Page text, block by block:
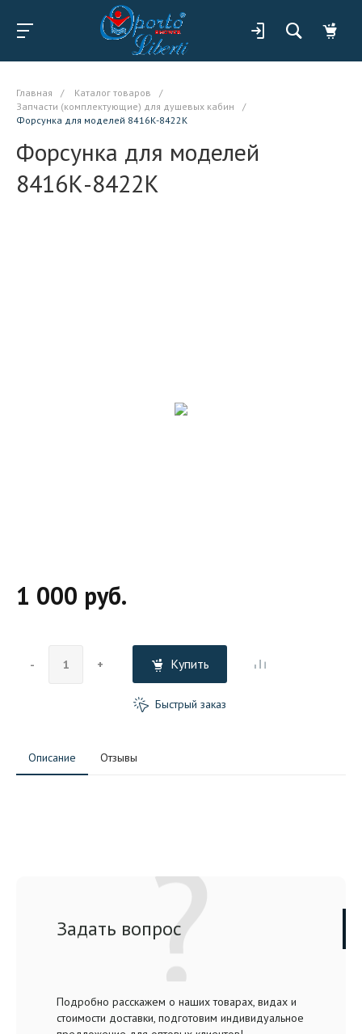
Главная / Каталог товаров
/
Запчасти (комплектующие) для душевых кабин
/
Форсунка для моделей 8416К-8422К
Форсунка для моделей
8416К-8422К
1 000 руб.
- + Купить
Быстрый заказ
Описание Отзывы
Задать вопрос
Подробно расскажем о наших товарах, видах и
стоимости доставки, подготовим индивидуальное